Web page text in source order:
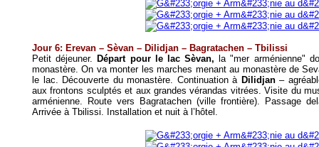
Jour 6: Erevan – Sèvan – Dilidjan – Bagratachen – Tbilissi
Petit déjeuner. Départ pour le lac Sèvan, la "mer arménienne"
monastère. On va monter les marches menant au monastère de
le lac. Découverte du monastère. Continuation à Dilidjan–
aux frontons sculptés et aux grandes vérandas vitrées. Visite du
arménienne. Route vers Bagratachen (ville frontière). Passage
Arrivée à Tbilissi. Installation et nuit à l’hôtel.